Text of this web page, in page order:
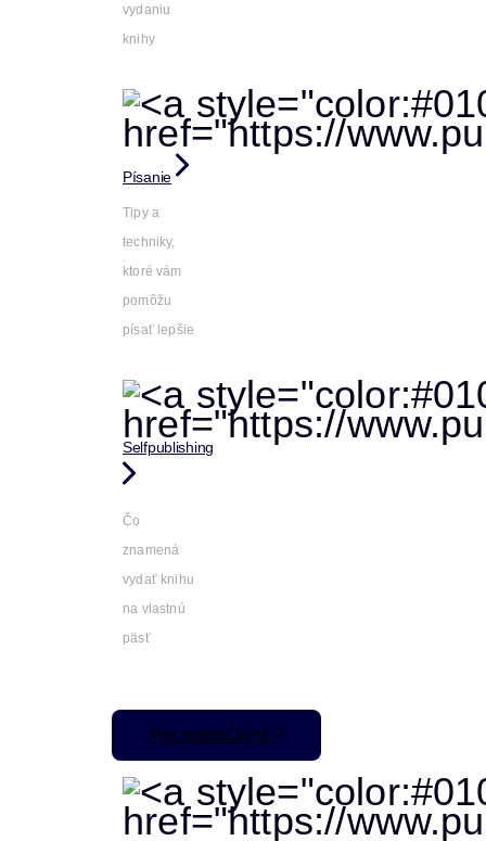
vydaniu
knihy
Písanie
Tipy a
techniky,
ktoré vám
pomôžu
písať lepšie
Selfpublishing
Čo
znamená
vydať knihu
na vlastnú
päsť
Pre pokročilých